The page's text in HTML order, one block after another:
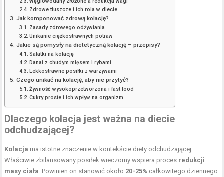
Zdrowe tłuszcze i ich rola w diecie
Jak komponować zdrową kolację?
Zasady zdrowego odżywiania
Unikanie ciężkostrawnych potraw
Jakie są pomysły na dietetyczną kolację – przepisy?
Sałatki na kolację
Danai z chudym mięsem i rybami
Lekkostrawne posiłki z warzywami
Czego unikać na kolację, aby nie przytyć?
Żywność wysokoprzetworzona i fast food
Cukry proste i ich wpływ na organizm
Dlaczego kolacja jest ważna na diecie
odchudzającej?
Kolacja ma istotne znaczenie w kontekście diety odchudzającej.
Właściwie zbilansowany posiłek wieczorny wspiera proces redukcji
masy ciała . Powinien on stanowić około 20-25% całkowitego dziennego